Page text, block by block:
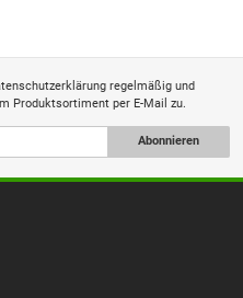
regelmäßig und
Produktsortiment per E-Mail zu.
Abonnieren